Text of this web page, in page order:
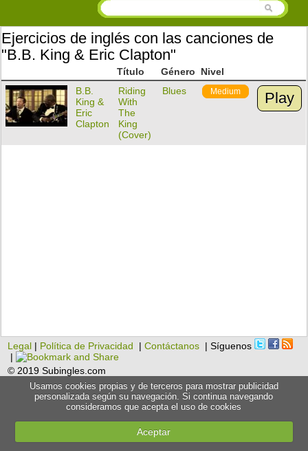
Ejercicios de inglés con las canciones de
"B.B. King & Eric Clapton"
Título Género
Nivel
B.B.
King &
Eric
Clapton
Riding
With
The
King
(Cover)
Blues Medium Play
Legal | Política de Privacidad |Contáctanos | Síguenos
|
© 2019 Subingles.com
Usamos cookies propias y de terceros para mostrar publicidad
personalizada según su navegación. Si continua navegando
consideramos que acepta el uso de cookies
Aceptar